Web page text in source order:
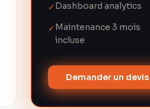
✓Dashboard analytics
✓Maintenance 3 mois
incluse
Demander un devis